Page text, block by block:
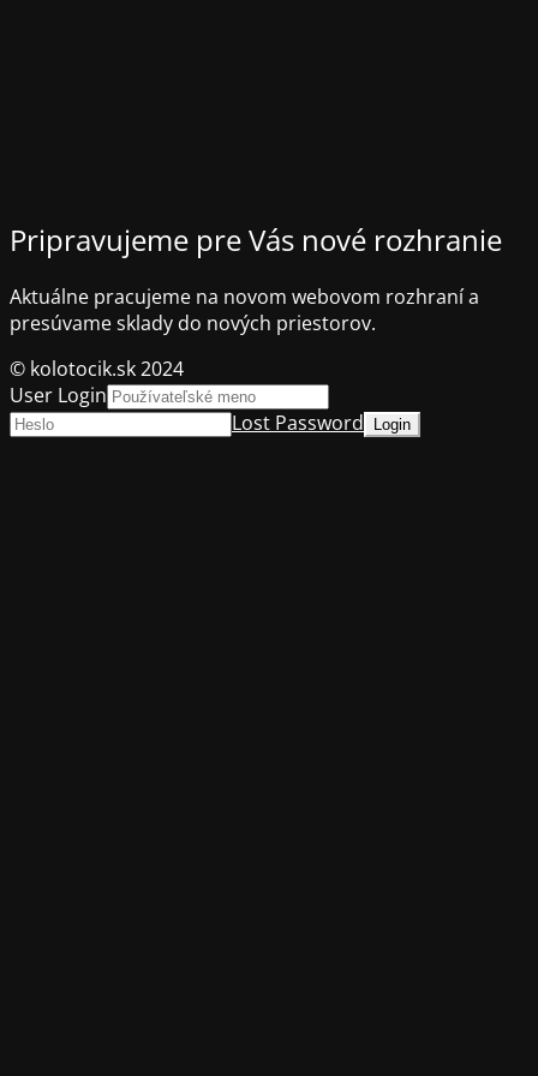
Pripravujeme pre Vás nové rozhranie
Aktuálne pracujeme na novom webovom rozhraní a
presúvame sklady do nových priestorov.
© kolotocik.sk 2024
User Login
Lost Password